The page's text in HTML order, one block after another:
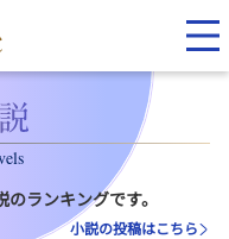
ランキングです。
小説の投稿はこちら